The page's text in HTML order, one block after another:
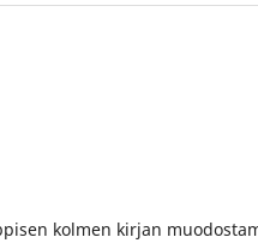
kolmen kirjan